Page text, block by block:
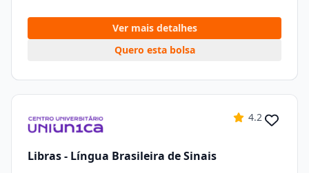
Ver mais detalhes
Quero esta bolsa
4.2
Libras - Língua Brasileira de Sinais